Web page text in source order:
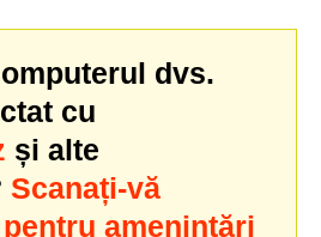
dvs.
cu
și alte
Scanați-vă
amenințări